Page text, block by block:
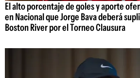
El alto porcentaje de goles y aporte
en Nacional que Jorge Bava deberá
Boston River por el Torneo Clausura